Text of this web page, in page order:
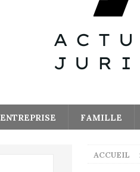
ENTREPRISE FAMILLE
ACCUEIL